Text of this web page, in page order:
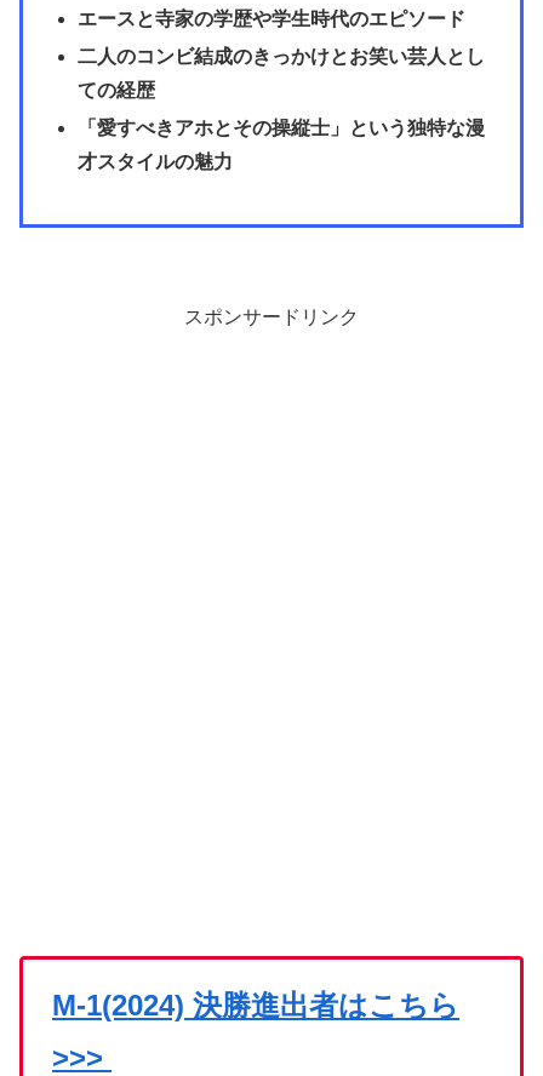
エースと寺家の学歴や学生時代のエピソード
二人のコンビ結成のきっかけとお笑い芸人とし
ての経歴
「愛すべきアホとその操縦士」という独特な漫
才スタイルの魅力
スポンサードリンク
M-1(2024) 決勝進出者はこちら
>>>